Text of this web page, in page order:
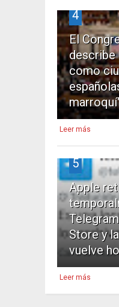
4
El
describe
como
Leer más
5
Apple
Store y
vuelve
Leer más